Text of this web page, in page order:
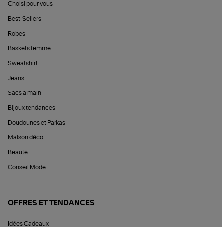
Choisi pour vous
Best-Sellers
Robes
Baskets femme
Sweatshirt
Jeans
Sacs à main
Bijoux tendances
Doudounes et Parkas
Maison déco
Beauté
Conseil Mode
OFFRES ET TENDANCES
Idées Cadeaux